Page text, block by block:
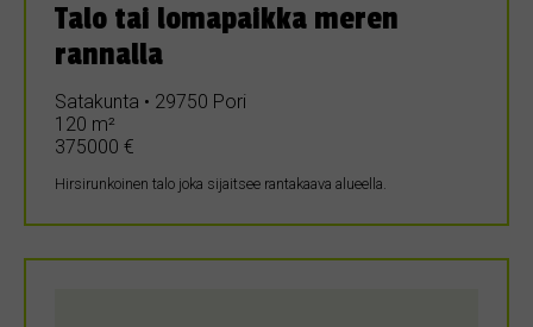
Talo tai lomapaikka meren
rannalla
Satakunta • 29750 Pori
120 m²
375000 €
Hirsirunkoinen talo joka sijaitsee rantakaava alueella.